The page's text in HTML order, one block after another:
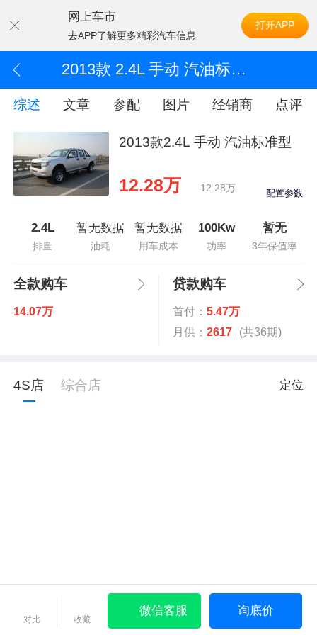
网上车市
去APP了解更多精彩汽车信息
打开APP
2013款 2.4L 手动 汽油标准型
综述 文章 参配 图片 经销商 点评
2013款2.4L 手动 汽油标准型
12.28万 12.28万 配置参数
2.4L
排量
暂无数据
油耗
暂无数据
用车成本
100Kw
功率
暂无
3年保值率
全款购车
14.07万
贷款购车
首付： 5.47万
月供： 2617 (共36期)
4S店 综合店 定位
对比 收藏
微信客服 询底价